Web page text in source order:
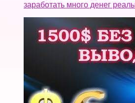
ЗАРАБОТОК В ИНТЕРНЕТЕ
ВЛОЖЕНИЙ! ВЫВОД ДЕНЕГ!